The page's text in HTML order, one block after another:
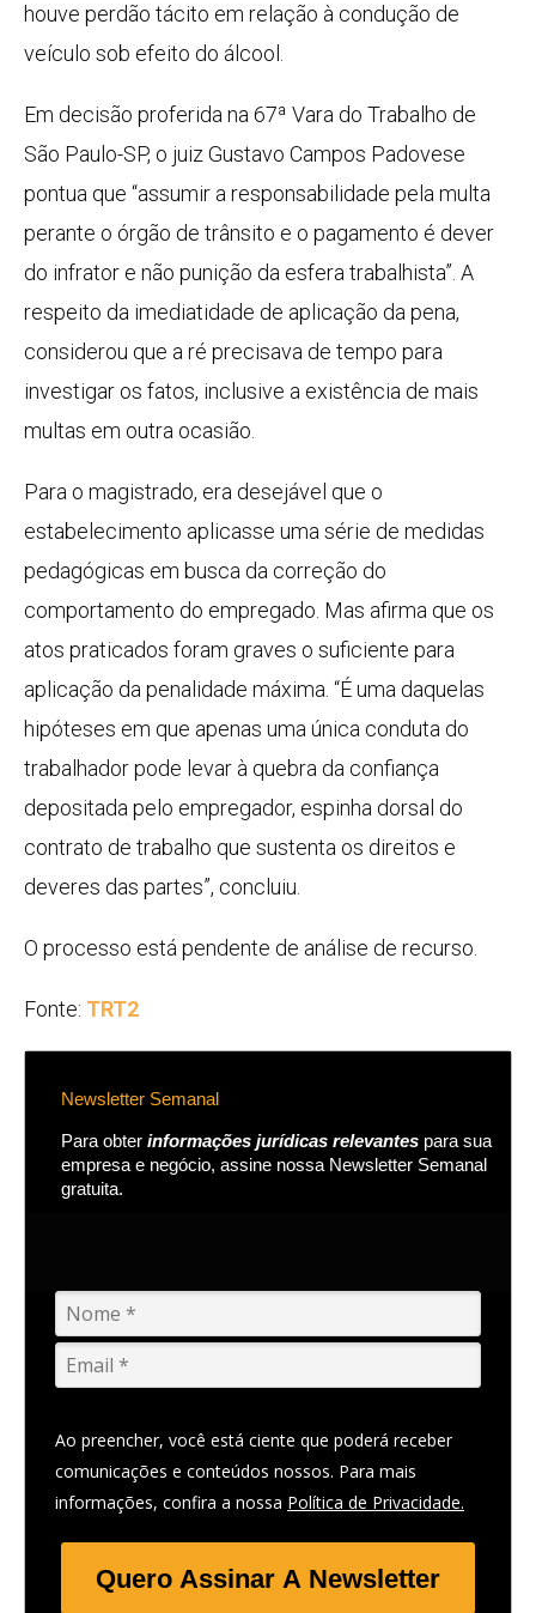
houve perdão tácito em relação à condução de
veículo sob efeito do álcool.
Em decisão proferida na 67ª Vara do Trabalho de
São Paulo-SP, o juiz Gustavo Campos Padovese
pontua que “assumir a responsabilidade pela multa
perante o órgão de trânsito e o pagamento é dever
do infrator e não punição da esfera trabalhista”. A
respeito da imediatidade de aplicação da pena,
considerou que a ré precisava de tempo para
investigar os fatos, inclusive a existência de mais
multas em outra ocasião.
Para o magistrado, era desejável que o
estabelecimento aplicasse uma série de medidas
pedagógicas em busca da correção do
comportamento do empregado. Mas afirma que os
atos praticados foram graves o suficiente para
aplicação da penalidade máxima. “É uma daquelas
hipóteses em que apenas uma única conduta do
trabalhador pode levar à quebra da confiança
depositada pelo empregador, espinha dorsal do
contrato de trabalho que sustenta os direitos e
deveres das partes”, concluiu.
O processo está pendente de análise de recurso.
Fonte: TRT2
Newsletter Semanal
Para obter informações jurídicas relevantes para sua
empresa e negócio, assine nossa Newsletter Semanal
gratuita.
Ao preencher, você está ciente que poderá receber
comunicações e conteúdos nossos. Para mais
informações, confira a nossa Política de Privacidade.
Quero Assinar A Newsletter